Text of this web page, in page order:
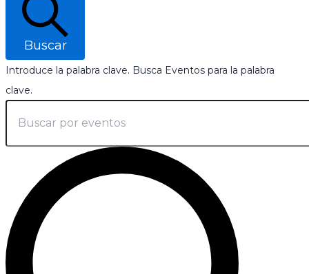
Buscar
Introduce la palabra clave. Busca Eventos para la palabra
clave.